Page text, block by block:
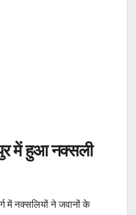
में हुआ नक्सली
में नक्सलियों ने जवानों के